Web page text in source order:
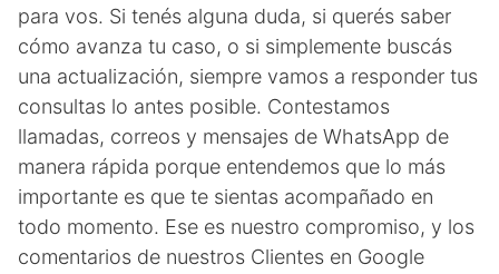
para vos. Si tenés alguna duda, si querés saber
cómo avanza tu caso, o si simplemente buscás
una actualización, siempre vamos a responder tus
consultas lo antes posible. Contestamos
llamadas, correos y mensajes de WhatsApp de
manera rápida porque entendemos que lo más
importante es que te sientas acompañado en
todo momento. Ese es nuestro compromiso, y los
comentarios de nuestros Clientes en Google